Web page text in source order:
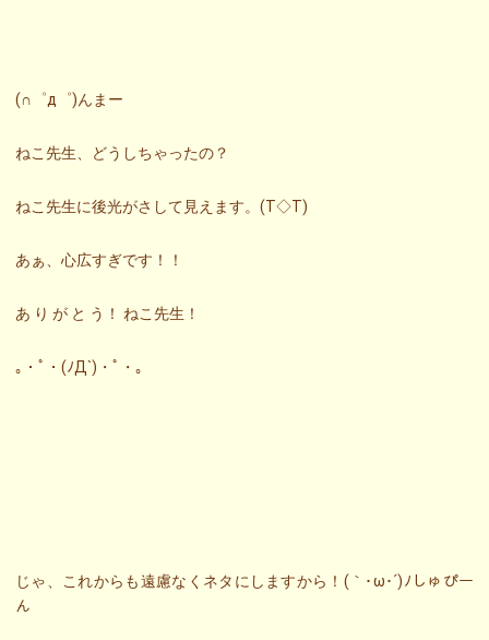
(∩゜д゜)んまー
ねこ先生、どうしちゃったの？
ねこ先生に後光がさして見えます。(T◇T)
あぁ、心広すぎです！！
あ り が と う！ ねこ先生！
｡・ﾟ・(ﾉД`)・ﾟ・｡
じゃ、これからも遠慮なくネタにしますから！(｀･ω･´)ﾉしゅぴー
ん